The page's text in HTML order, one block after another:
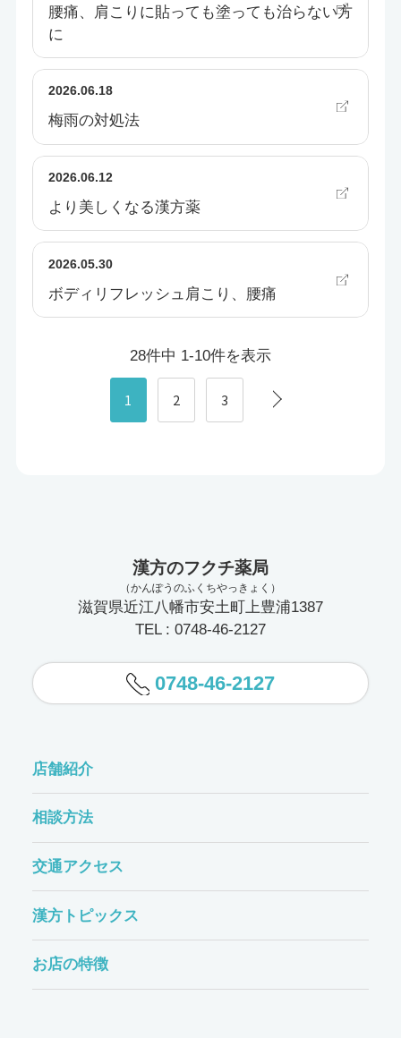
腰痛、肩こりに貼っても塗っても治らない方
に
2026.06.18
梅雨の対処法
2026.06.12
より美しくなる漢方薬
2026.05.30
ボディリフレッシュ肩こり、腰痛
28件中 1-10件を表示
1 2 3
漢方のフクチ薬局
（かんぽうのふくちやっきょく）
滋賀県近江八幡市安土町上豊浦1387
TEL : 0748-46-2127
0748-46-2127
店舗紹介
相談方法
交通アクセス
漢方トピックス
お店の特徴